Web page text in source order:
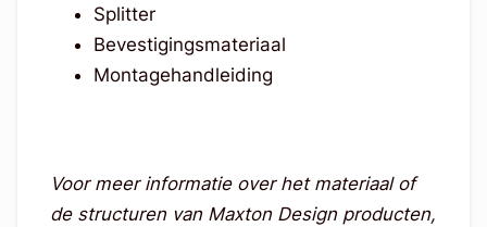
Splitter
Bevestigingsmateriaal
Montagehandleiding
Voor meer informatie over het materiaal of
de structuren van Maxton Design producten,